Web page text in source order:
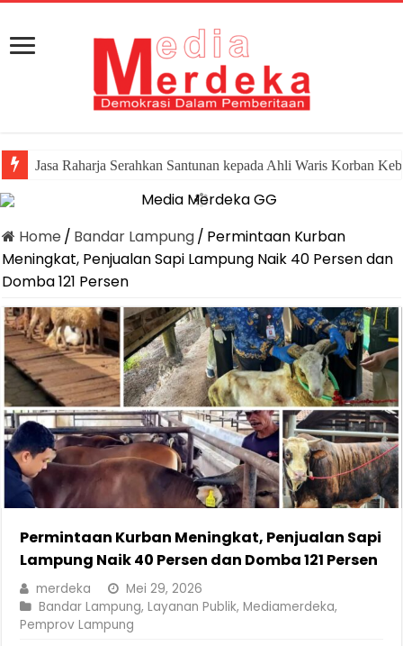
Jasa Raharja Serahkan Santunan kepada Ahli Waris Korban
Canangkan Desa TAPIS dan Luncurkan Sekolah Lansia di
Home / Bandar Lampung/ Permintaan Kurban
Meningkat, Penjualan Sapi Lampung Naik 40 Persen dan
Domba 121 Persen
Permintaan Kurban Meningkat, Penjualan Sapi
Lampung Naik 40 Persen dan Domba 121 Persen
merdeka
Mei 29, 2026
Bandar Lampung,Layanan Publik,Mediamerdeka,
Pemprov Lampung